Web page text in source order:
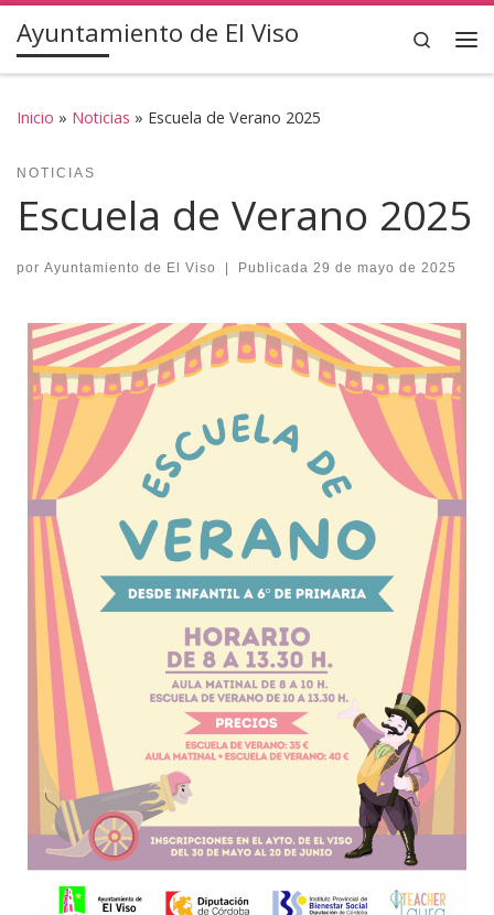
Saltar al contenido
Ayuntamiento de El Viso Search
Inicio » Noticias » Escuela de Verano 2025
NOTICIAS
Escuela de Verano 2025
por Ayuntamiento de El Viso | Publicada 29 de mayo de 2025